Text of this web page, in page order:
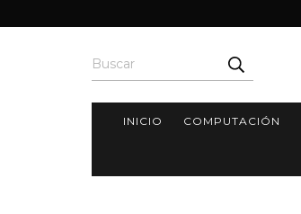
INICIO COMPUTACIÓN